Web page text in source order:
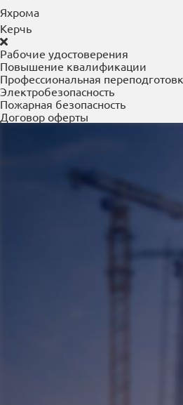
Южно-Сахалинск
Юрга
Я
Якутия
Ярославль
Ярцево
Яхрома
Повышение квалификации
Профессиональная переподготовка
Электробезопасность
Пожарная безопасность